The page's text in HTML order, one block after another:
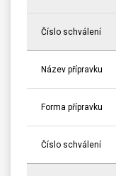
Číslo schválení
Název přípravku
Forma přípravku
Číslo schválení